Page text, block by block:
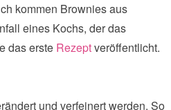
kommen Brownies aus
eines Kochs, der das
das erste Rezeptveröffentlicht.
und verfeinert werden. So